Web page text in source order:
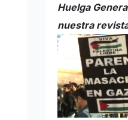
Huelga
nuestra